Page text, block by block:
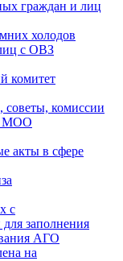
граждан и лиц
холодов
с ОВЗ
комитет
комиссии
МОО
акты в сфере
с
заполнения
АГО
на